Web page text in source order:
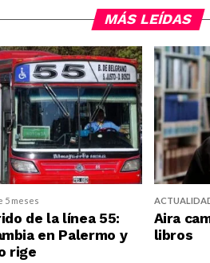
MÁS LEÍDAS
5 meses
de la línea 55:
en Palermo y
rige
Aira
libros